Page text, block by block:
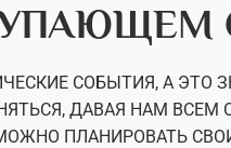
СОБЫТИЯ, А ЭТО
ДАВАЯ НАМ ВСЕМ
ПЛАНИРОВАТЬ СВОИ